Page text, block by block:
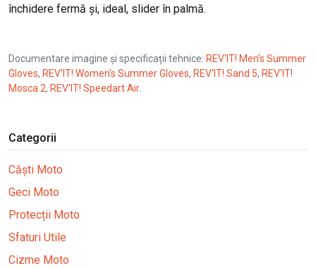
închidere fermă și, ideal, slider în palmă.
Documentare imagine și specificații tehnice: REV'IT! Men's Summer
Gloves, REV'IT! Women's Summer Gloves, REV'IT! Sand 5, REV'IT!
Mosca 2, REV'IT! Speedart Air.
Categorii
Căști Moto
Geci Moto
Protecții Moto
Sfaturi Utile
Cizme Moto